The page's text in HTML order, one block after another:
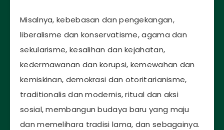
Misalnya, kebebasan dan pengekangan,
liberalisme dan konservatisme, agama dan
sekularisme, kesalihan dan kejahatan,
kedermawanan dan korupsi, kemewahan dan
kemiskinan, demokrasi dan otoritarianisme,
traditionalis dan modernis, ritual dan aksi
sosial, membangun budaya baru yang maju
dan memelihara tradisi lama, dan sebagainya.